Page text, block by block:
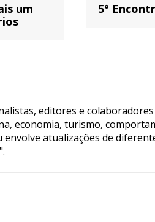
um
5°
editores e
economia, turismo,
atualizações de